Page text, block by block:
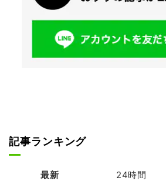
記事ランキング
最新 24時間